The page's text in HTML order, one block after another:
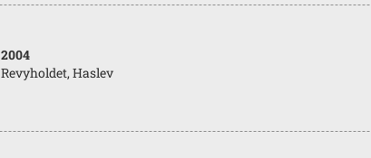
2004
Revyholdet, Haslev